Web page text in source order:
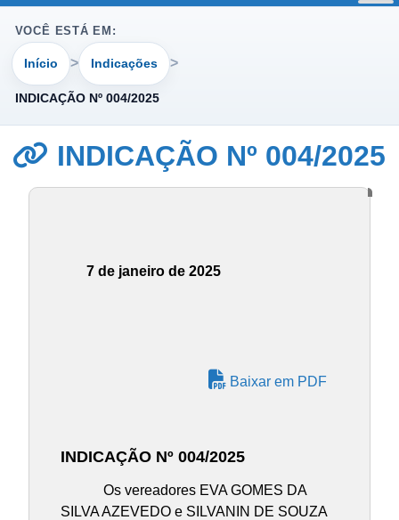
VOCÊ ESTÁ EM:
Início Indicações
INDICAÇÃO Nº 004/2025
INDICAÇÃO Nº 004/2025
7 de janeiro de 2025
Baixar em PDF
INDICAÇÃO Nº 004/2025
Os vereadores EVA GOMES DA
SILVA AZEVEDO e SILVANIN DE SOUZA